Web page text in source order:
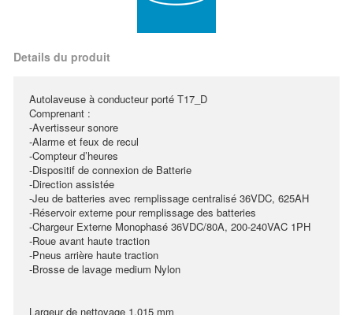
Details du produit
Autolaveuse à conducteur porté T17_D
Comprenant :
-Avertisseur sonore
-Alarme et feux de recul
-Compteur d’heures
-Dispositif de connexion de Batterie
-Direction assistée
-Jeu de batteries avec remplissage centralisé 36VDC, 625AH
-Réservoir externe pour remplissage des batteries
-Chargeur Externe Monophasé 36VDC/80A, 200-240VAC 1PH
-Roue avant haute traction
-Pneus arrière haute traction
-Brosse de lavage medium Nylon
Largeur de nettoyage 1,015 mm